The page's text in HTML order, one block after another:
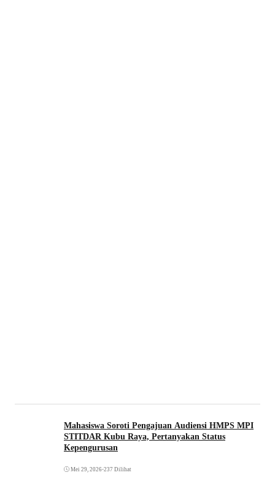
Mahasiswa Soroti Pengajuan Audiensi HMPS MPI
STITDAR Kubu Raya, Pertanyakan Status
Kepengurusan
Mei 29, 2026•237 Dilihat